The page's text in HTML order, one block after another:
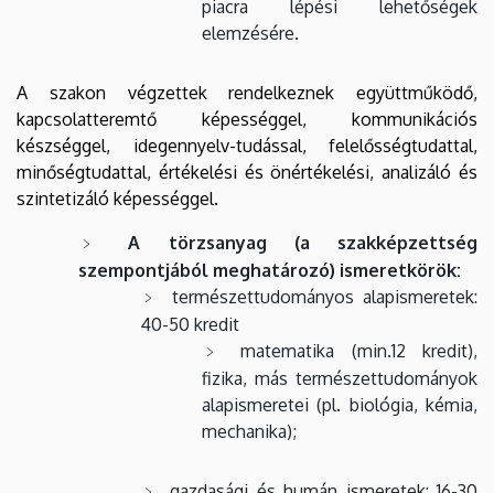
piacra lépési lehetőségek
elemzésére.
A szakon végzettek rendelkeznek együttműködő,
kapcsolatteremtő képességgel, kommunikációs
készséggel, idegennyelv-tudással, felelősségtudattal,
minőségtudattal, értékelési és önértékelési, analizáló és
szintetizáló képességgel.
A törzsanyag (a szakképzettség
szempontjából meghatározó) ismeretkörök:
természettudományos alapismeretek:
40-50 kredit
matematika (min.12 kredit),
fizika, más természettudományok
alapismeretei (pl. biológia, kémia,
mechanika);